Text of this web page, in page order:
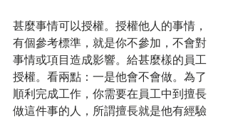
甚麼事情可以授權。授權他人的事情，
有個參考標準，就是你不參加，不會對
事情或項目造成影響。給甚麼樣的員工
授權。看兩點：一是他會不會做。為了
順利完成工作，你需要在員工中到擅長
做這件事的人，所謂擅長就是他有經驗